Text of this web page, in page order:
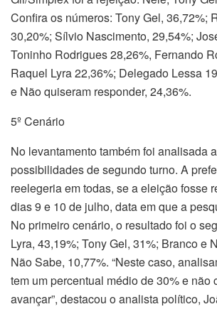
Confira os números: Tony Gel, 36,72%;
30,20%; Sílvio Nascimento, 29,54%;
Toninho Rodrigues 28,26%, Fernando
Raquel Lyra 22,36%; Delegado Lessa
e Não quiseram responder, 24,36%.
5º Cenário
No levantamento também foi analisada
possibilidades de segundo turno. A
reelegeria em todas, se a eleição fosse
dias 9 e 10 de julho, data em que a
No primeiro cenário, o resultado foi o
Lyra, 43,19%; Tony Gel, 31%; Branco e
Não Sabe, 10,77%. “Neste caso,
tem um percentual médio de 30% e não
avançar”, destacou o analista político,